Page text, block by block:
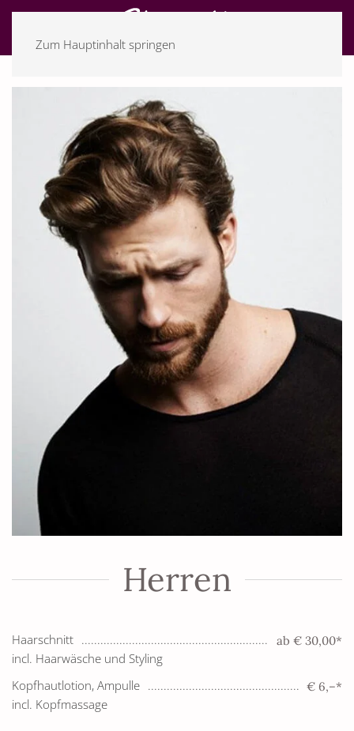
Zum Hauptinhalt springen
Herren
Haarschnitt ab € 30,00*
incl. Haarwäsche und Styling
Kopfhautlotion, Ampulle
€ 6,–*
incl. Kopfmassage